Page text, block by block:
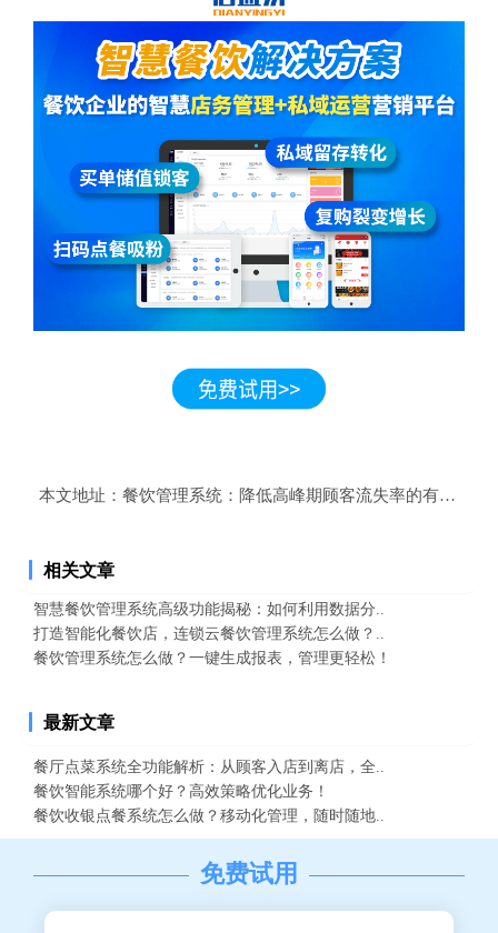
本文地址： 餐饮管理系统：降低高峰期顾客流失率的有效方法
相关文章
智慧餐饮管理系统高级功能揭秘：如何利用数据分..
打造智能化餐饮店，连锁云餐饮管理系统怎么做？..
餐饮管理系统怎么做？一键生成报表，管理更轻松！
最新文章
餐厅点菜系统全功能解析：从顾客入店到离店，全..
餐饮智能系统哪个好？高效策略优化业务！
餐饮收银点餐系统怎么做？移动化管理，随时随地..
免费试用